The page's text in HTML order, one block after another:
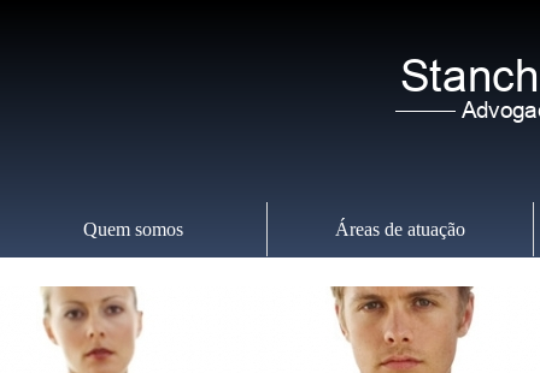
Quem somos Áreas de atuação